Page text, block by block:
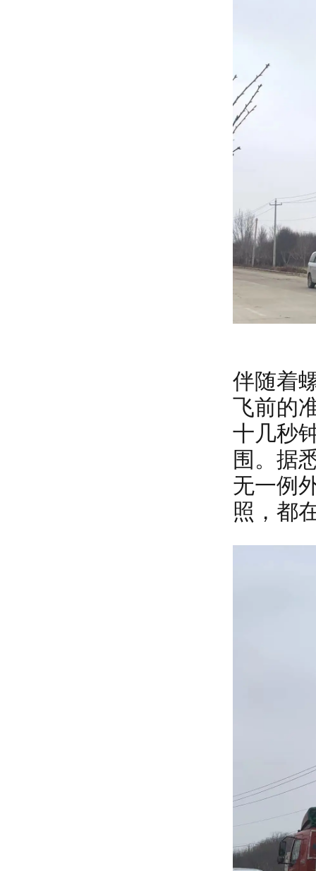
伴随着
飞前的
十几秒
围。据
无一例
照，都